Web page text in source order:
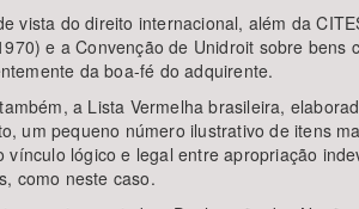
vista do direito internacional, além da
e a Convenção de Unidroit sobre
da boa-fé do adquirente.
a Lista Vermelha brasileira,
um pequeno número ilustrativo de itens
vínculo lógico e legal entre apropriação
como neste caso.